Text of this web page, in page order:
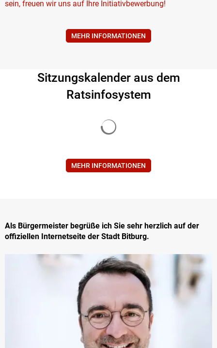
sein, freuen wir uns auf Ihre Initiativbewerbung!
MEHR INFORMATIONEN
Sitzungskalender aus dem
Ratsinfosystem
MEHR INFORMATIONEN
Als Bürgermeister begrüße ich Sie sehr herzlich auf der
offiziellen Internetseite der Stadt Bitburg.